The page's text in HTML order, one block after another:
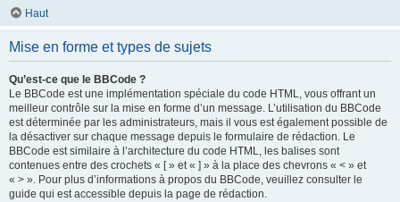
Haut
Mise en forme et types de sujets
Qu’est-ce que le BBCode ?
Le BBCode est une implémentation spéciale du code HTML, vous offrant un
meilleur contrôle sur la mise en forme d’un message. L’utilisation du BBCode
est déterminée par les administrateurs, mais il vous est également possible de
la désactiver sur chaque message depuis le formulaire de rédaction. Le
BBCode est similaire à l’architecture du code HTML, les balises sont
contenues entre des crochets « [ » et « ] » à la place des chevrons « < » et
« > ». Pour plus d’informations à propos du BBCode, veuillez consulter le
guide qui est accessible depuis la page de rédaction.